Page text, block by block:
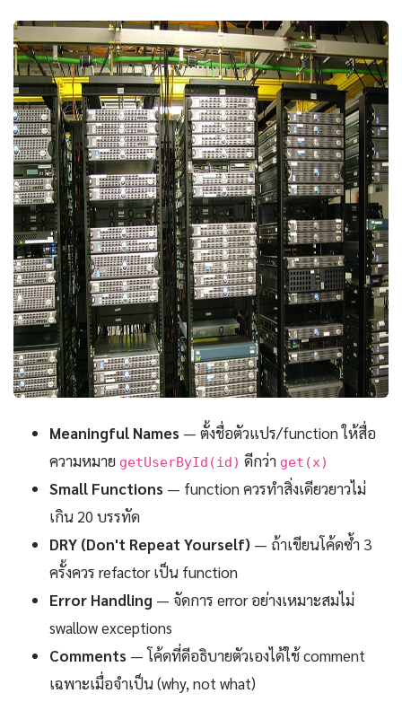
Meaningful Names — ตั้งชื่อตัวแปร/function ให้สื่อ
ความหมาย getUserById(id) ดีกว่า get(x)
Small Functions — function ควรทำสิ่งเดียวยาวไม่
เกิน 20 บรรทัด
DRY (Don't Repeat Yourself) — ถ้าเขียนโค้ดซ้ำ 3
ครั้งควร refactor เป็น function
Error Handling — จัดการ error อย่างเหมาะสมไม่
swallow exceptions
Comments — โค้ดที่ดีอธิบายตัวเองได้ใช้ comment
เฉพาะเมื่อจำเป็น (why, not what)